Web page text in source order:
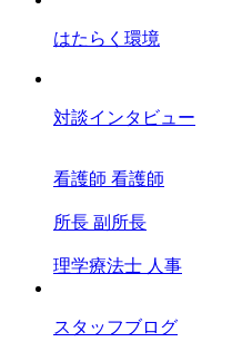
はたらく環境
対談インタビュー
看護師 看護師
所長 副所長
理学療法士 人事
スタッフブログ